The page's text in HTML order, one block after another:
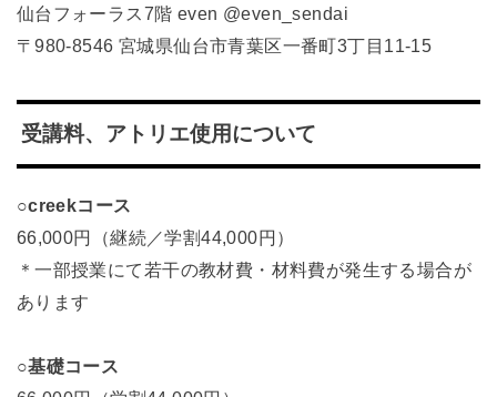
仙台フォーラス7階 even @even_sendai
〒980-8546 宮城県仙台市青葉区一番町3丁目11-15
受講料、アトリエ使用について
○creekコース
66,000円（継続／学割44,000円）
＊一部授業にて若干の教材費・材料費が発生する場合が
あります
○基礎コース